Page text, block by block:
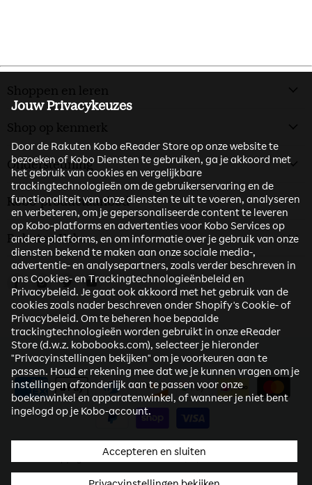
Jouw Privacykeuzes
Door de Rakuten Kobo eReader Store op onze website te
bezoeken of Kobo Diensten te gebruiken, ga je akkoord met
het gebruik van cookies en vergelijkbare
trackingtechnologieën om de gebruikerservaring en de
functionaliteit van onze diensten te uit te voeren, analyseren
en verbeteren, om je gepersonaliseerde content te leveren
op Kobo-platforms en advertenties voor Kobo Services op
andere platforms, en om informatie over je gebruik van onze
diensten bekend te maken aan onze sociale media-,
advertentie- en analysepartners, zoals verder beschreven in
ons Cookies- en Trackingtechnologieënbeleid en
Privacybeleid. Je gaat ook akkoord met het gebruik van de
cookies zoals nader beschreven onder Shopify's Cookie- of
Privacybeleid. Om te beheren hoe bepaalde
trackingtechnologieën worden gebruikt in onze eReader
Store (d.w.z. kobobooks.com), selecteer je hieronder
"Privacyinstellingen bekijken" om je voorkeuren aan te
passen. Houd er rekening mee dat we je kunnen vragen om je
instellingen afzonderlijk aan te passen voor onze
boekenwinkel en apparatenwinkel, of wanneer je niet bent
ingelogd op je Kobo-account.
Accepteren en sluiten
Shoppen en leren
Shop op kenmerk
Ondersteuning
Kobo-productaanbod
Rakuten Kobo
Vind ons op Facebook
Vind ons op Instagram
Vind ons op Twitter
Vind ons op Youtube
Copyright © 2026 Rakuten Kobo (NL) eReader Store.